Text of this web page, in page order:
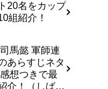
20名をカップ
組紹介！
司馬懿 軍師連
あらすじネタ
想つきで最
介！（しば